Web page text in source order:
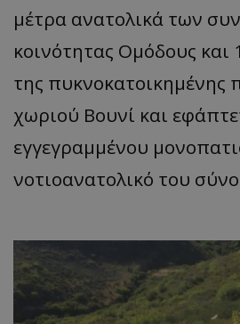
μέτρα ανατολικά των
κοινότητας Ομόδους και
της πυκνοκατοικημένης
χωριού Βουνί και
εγγεγραμμένου
νοτιοανατολικό του
usprivacy